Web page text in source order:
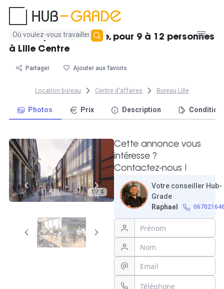
Aucun
résultat
Bureau petite surface, pour 9 à 12 personnes
à Lille Centre
Partager Ajouter aux favoris
Location bureau Centre d'affaires Bureau Lille
Photos Prix Description
1 / 4
Cette annonce vous
intéresse ?
Contactez-nous !
Votre conseiller Hub-
Grade
Raphael